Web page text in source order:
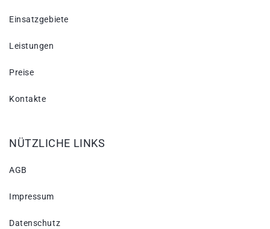
Einsatzgebiete
Leistungen
Preise
Kontakte
NÜTZLICHE LINKS
AGB
Impressum
Datenschutz